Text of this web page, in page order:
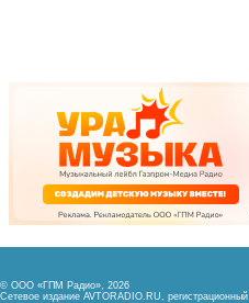
© ООО «ГПМ Радио», 2026
Сетевое издание AVTORADIO.RU,